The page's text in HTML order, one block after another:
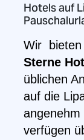
Hotels auf
Wir bieten
Sterne
üblichen
auf die
verfügen